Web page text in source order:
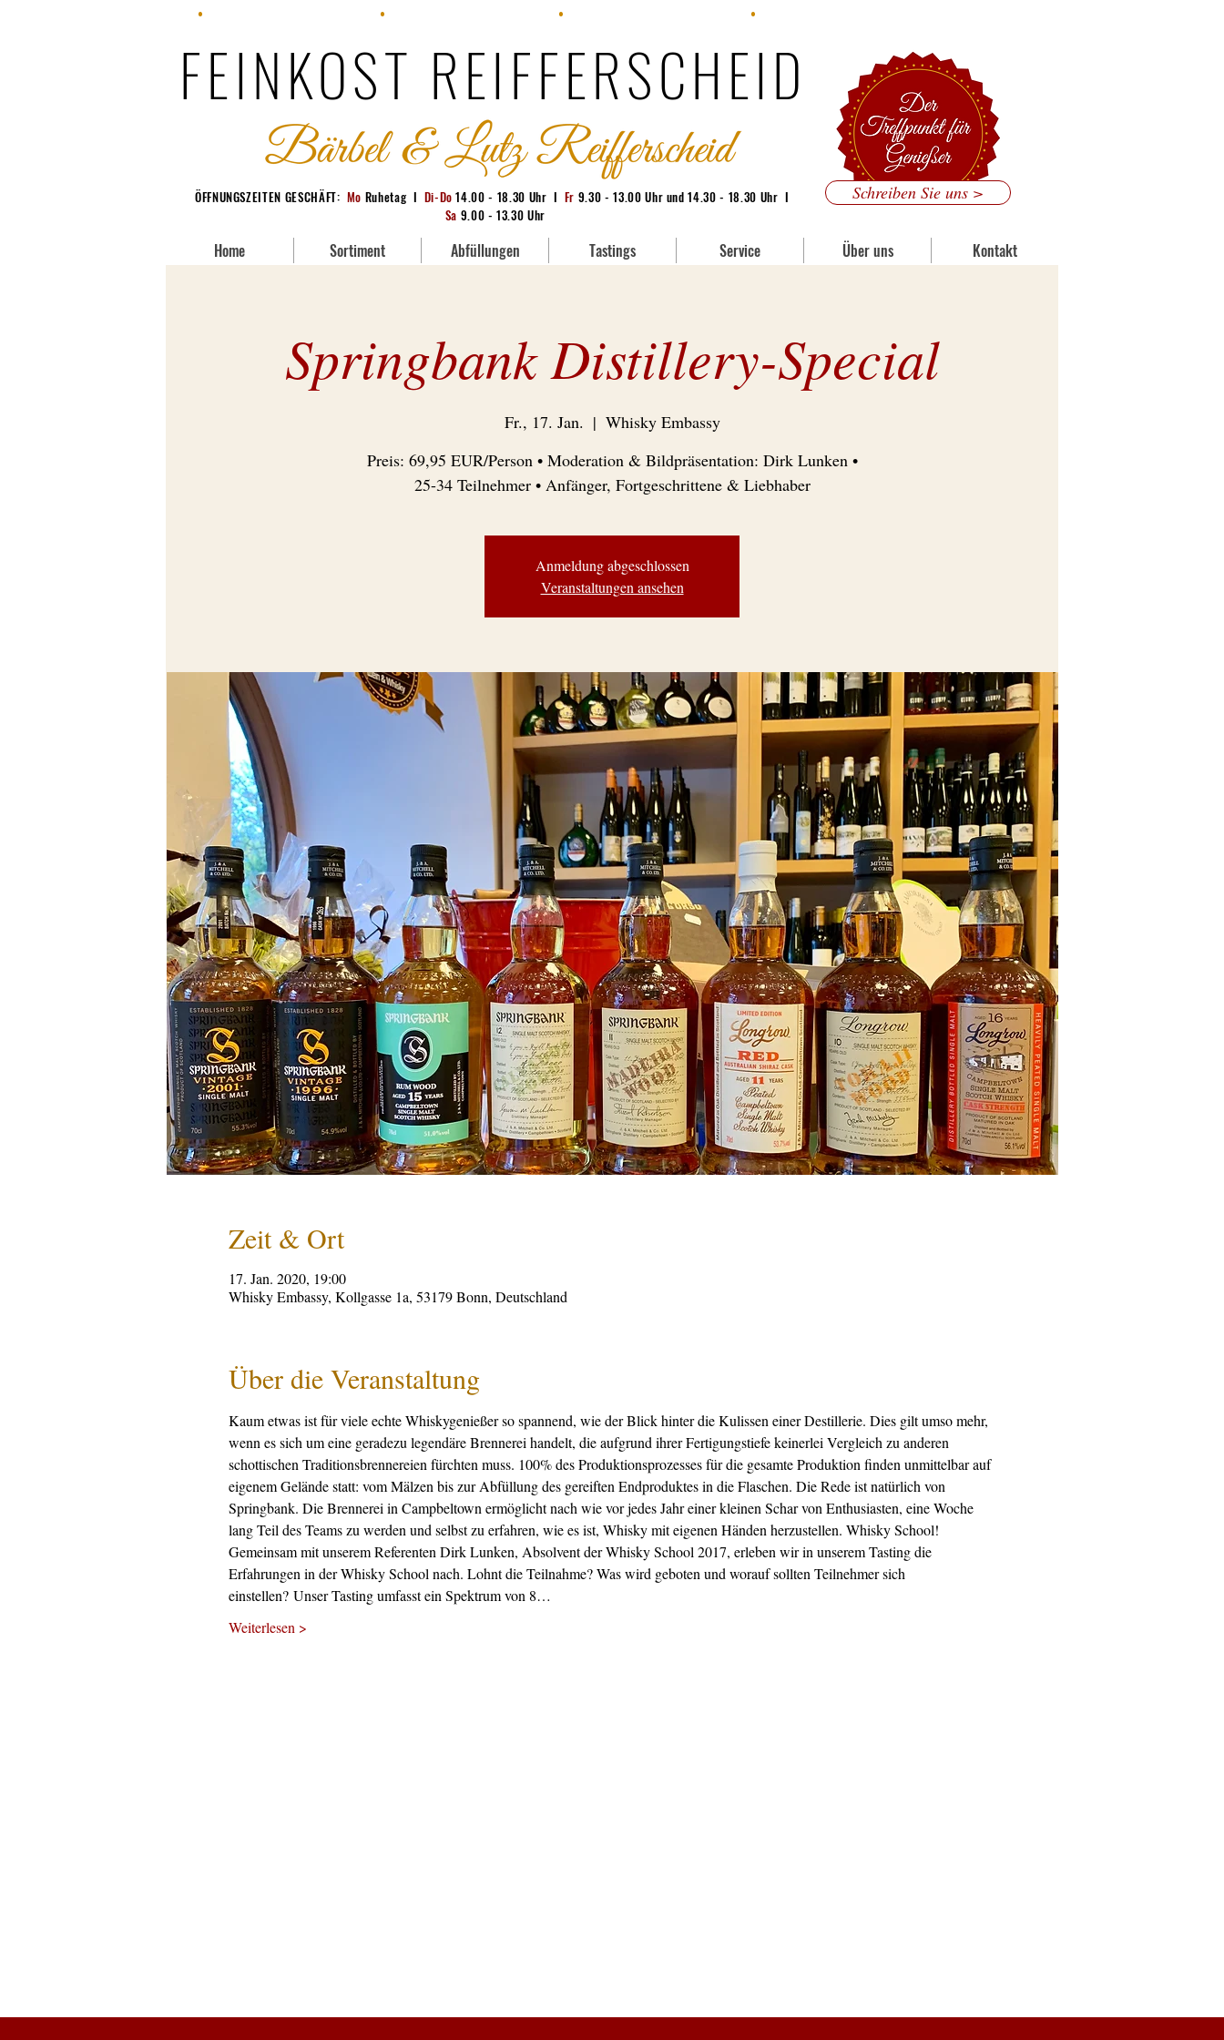
• • • •
FEINKOST REIFFERSCHEID
ÖFFNUNGSZEITEN GESCHÄFT: Mo Ruhetag I Di-Do 14.00 - 18.30 Uhr I Fr 9.30 - 13.00 Uhr und 14.30 - 18.30 Uhr I
Sa 9.00 - 13.30 Uhr
Schreiben Sie uns >
Home Sortiment Abfüllungen Tastings Service Über uns Kontakt
Springbank Distillery-Special
Fr., 17. Jan.
  |
Whisky Embassy
Preis: 69,95 EUR/Person • Moderation & Bildpräsentation: Dirk Lunken •
25-34 Teilnehmer • Anfänger, Fortgeschrittene & Liebhaber
Anmeldung abgeschlossen
Veranstaltungen ansehen
Zeit & Ort
17. Jan. 2020, 19:00
Whisky Embassy, Kollgasse 1a, 53179 Bonn, Deutschland
Über die Veranstaltung
Kaum etwas ist für viele echte Whiskygenießer so spannend, wie der Blick hinter die Kulissen einer Destillerie. Dies gilt umso mehr,
wenn es sich um eine geradezu legendäre Brennerei handelt, die aufgrund ihrer Fertigungstiefe keinerlei Vergleich zu anderen
schottischen Traditionsbrennereien fürchten muss. 100% des Produktionsprozesses für die gesamte Produktion finden unmittelbar auf
eigenem Gelände statt: vom Mälzen bis zur Abfüllung des gereiften Endproduktes in die Flaschen. Die Rede ist natürlich von
Springbank. Die Brennerei in Campbeltown ermöglicht nach wie vor jedes Jahr einer kleinen Schar von Enthusiasten, eine Woche
lang Teil des Teams zu werden und selbst zu erfahren, wie es ist, Whisky mit eigenen Händen herzustellen. Whisky School!
Gemeinsam mit unserem Referenten Dirk Lunken, Absolvent der Whisky School 2017, erleben wir in unserem Tasting die
Erfahrungen in der Whisky School nach. Lohnt die Teilnahme? Was wird geboten und worauf sollten Teilnehmer sich
einstellen? Unser Tasting umfasst ein Spektrum von 8…
Weiterlesen >